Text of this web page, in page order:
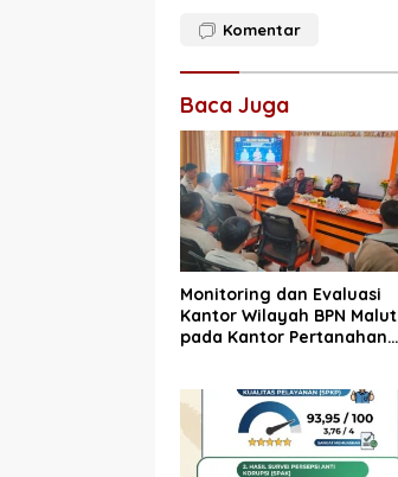
Komentar
Baca Juga
Monitoring dan Evaluasi
Kantor Wilayah BPN Malut
pada Kantor Pertanahan